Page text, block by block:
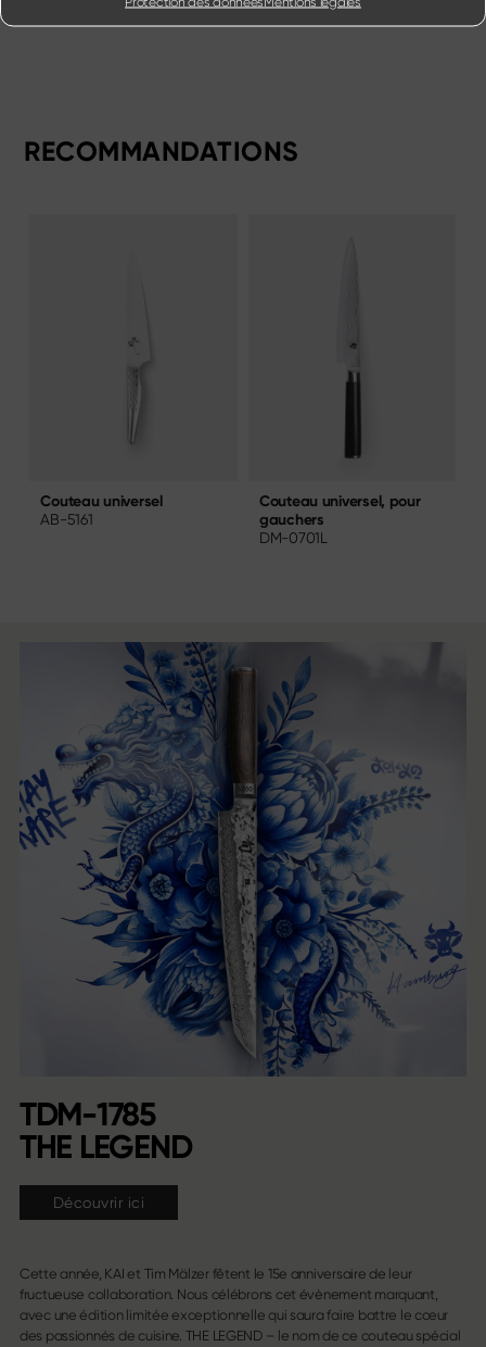
RECOMMANDATIONS
Couteau universel
AB-5161
Couteau universel, pour
gauchers
DM-0701L
TDM-1785
THE LEGEND
Découvrir ici
Cette année, KAI et Tim Mälzer fêtent le 15e anniversaire de leur
fructueuse collaboration. Nous célébrons cet évènement marquant,
avec une édition limitée exceptionnelle qui saura faire battre le cœur
des passionnés de cuisine. THE LEGEND – le nom de ce couteau spécial